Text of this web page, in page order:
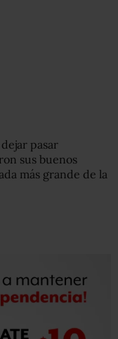
pasar
sus buenos
más grande de la